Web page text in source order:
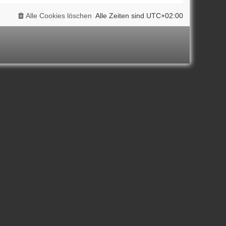
Alle Zeiten sind UTC+02:00
Alle Cookies löschen